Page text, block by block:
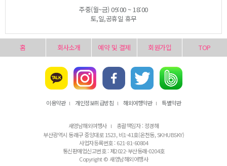
주중(월~금) 09:00 ~ 18:00
토,일,공휴일 휴무
홈 회사소개 예약 및 결제 회원가입 TOP
이용약관 l 개인정보취급방침 l 해외여행약관 l 특별약관
새영남해외여행사 l
총괄책임자 : 정경해
부산광역시 동래구 중앙대로 1523, 비1-41호(온천동, SKHUBSKY)
사업자등록번호 : 621-81-60804
통신판매업신고번호 : 제2022-부산동래-0204호
Copyright © 새영남해외여행사